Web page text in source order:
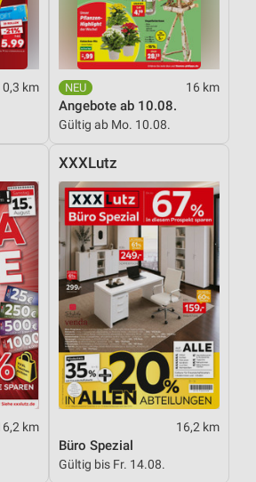
0,3 km 16 km
Angebote ab 10.08.
Gültig ab Mo. 10.08.
km
XXXLutz
16,2 km
Büro Spezial
Gültig bis Fr. 14.08.
durch Statistiken oder
aus verschiedenen
Daten zur Auswahl von
Standortdaten
angeforderten